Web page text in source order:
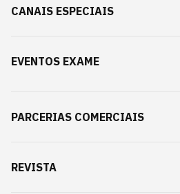
CANAIS ESPECIAIS
EVENTOS EXAME
PARCERIAS COMERCIAIS
REVISTA